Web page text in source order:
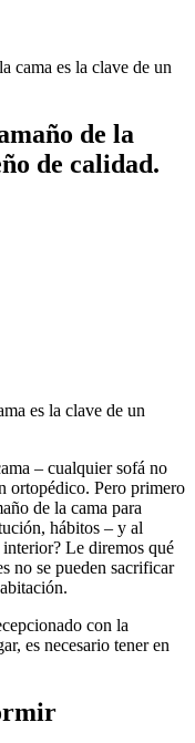
cama es la clave de un
de la
de calidad.
– cualquier sofá no
ortopédico. Pero primero
de la cama para
hábitos – y al
Le diremos qué
no se pueden sacrificar
con la
es necesario tener en